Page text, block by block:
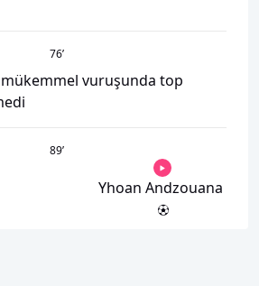
76’
vuruşunda top
89’
Yhoan Andzouana